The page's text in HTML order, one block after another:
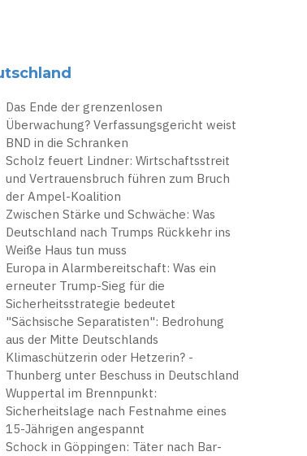
Das Ende der grenzenlosen
Überwachung? Verfassungsgericht weist
BND in die Schranken
Scholz feuert Lindner: Wirtschaftsstreit
und Vertrauensbruch führen zum Bruch
der Ampel-Koalition
Zwischen Stärke und Schwäche: Was
Deutschland nach Trumps Rückkehr ins
Weiße Haus tun muss
Europa in Alarmbereitschaft: Was ein
erneuter Trump-Sieg für die
Sicherheitsstrategie bedeutet
"Sächsische Separatisten": Bedrohung
aus der Mitte Deutschlands
Klimaschützerin oder Hetzerin? -
Thunberg unter Beschuss in Deutschland
Wuppertal im Brennpunkt:
Sicherheitslage nach Festnahme eines
15-Jährigen angespannt
Schock in Göppingen: Täter nach Bar-